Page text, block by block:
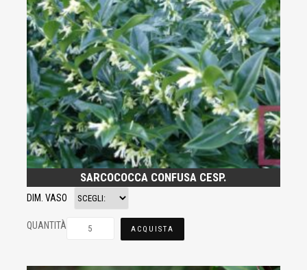
SARCOCOCCA CONFUSA CESP.
DIM. VASO
QUANTITÀ ACQUISTA